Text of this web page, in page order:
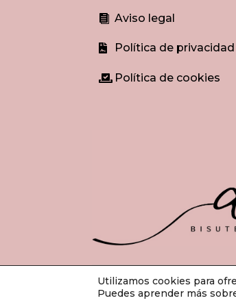
 Aviso legal
 Política de privacidad
 Política de cookies
Utilizamos cookies para
Puedes aprender más